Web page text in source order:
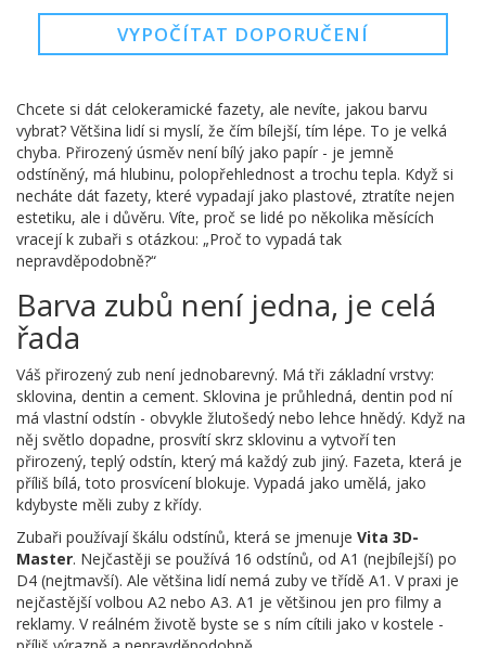
VYPOČÍTAT DOPORUČENÍ
Chcete si dát celokeramické fazety, ale nevíte, jakou barvu
vybrat? Většina lidí si myslí, že čím bílejší, tím lépe. To je velká
chyba. Přirozený úsměv není bílý jako papír - je jemně
odstíněný, má hlubinu, polopřehlednost a trochu tepla. Když si
necháte dát fazety, které vypadají jako plastové, ztratíte nejen
estetiku, ale i důvěru. Víte, proč se lidé po několika měsících
vracejí k zubaři s otázkou: „Proč to vypadá tak
nepravděpodobně?“
Barva zubů není jedna, je celá
řada
Váš přirozený zub není jednobarevný. Má tři základní vrstvy:
sklovina, dentin a cement. Sklovina je průhledná, dentin pod ní
má vlastní odstín - obvykle žlutošedý nebo lehce hnědý. Když na
něj světlo dopadne, prosvítí skrz sklovinu a vytvoří ten
přirozený, teplý odstín, který má každý zub jiný. Fazeta, která je
příliš bílá, toto prosvícení blokuje. Vypadá jako umělá, jako
kdybyste měli zuby z křídy.
Zubaři používají škálu odstínů, která se jmenuje Vita 3D-
Master. Nejčastěji se používá 16 odstínů, od A1 (nejbílejší) po
D4 (nejtmavší). Ale většina lidí nemá zuby ve třídě A1. V praxi je
nejčastější volbou A2 nebo A3. A1 je většinou jen pro filmy a
reklamy. V reálném životě byste se s ním cítili jako v kostele -